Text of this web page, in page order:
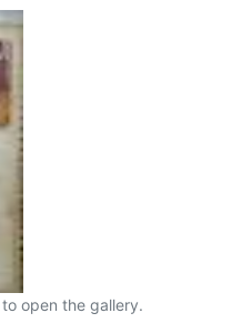
open the gallery.